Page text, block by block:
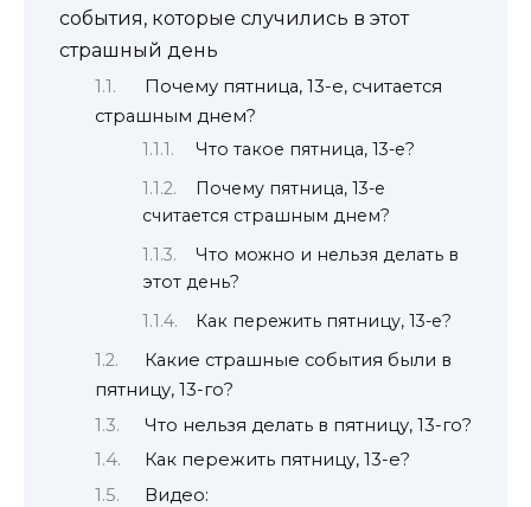
события, которые случились в этот
страшный день
Почему пятница, 13-е, считается
страшным днем?
Что такое пятница, 13-е?
Почему пятница, 13-е
считается страшным днем?
Что можно и нельзя делать в
этот день?
Как пережить пятницу, 13-е?
Какие страшные события были в
пятницу, 13-го?
Что нельзя делать в пятницу, 13-го?
Как пережить пятницу, 13-е?
Видео: